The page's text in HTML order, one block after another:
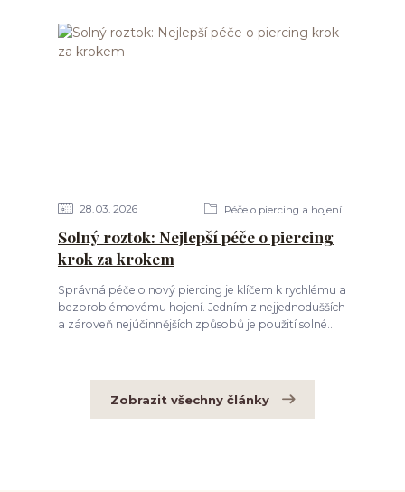
28 03 2026 Péče o piercing a hojení
Solný roztok: Nejlepší péče o piercing
krok za krokem
Správná péče o nový piercing je klíčem k rychlému a
bezproblémovému hojení. Jedním z nejjednodušších
a zároveň nejúčinnějších způsobů je použití solné...
Zobrazit všechny články